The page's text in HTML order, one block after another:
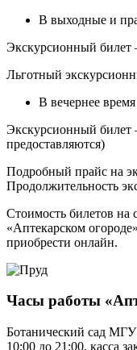
В выходные и
Экскурсионный билет
Льготный
В вечернее
Экскурсионный билет
предоставляются)
Подробный прайс на
Продолжительность
Стоимость билетов на
«Аптекарском
приобрести онлайн.
Часы работы
Ботанический сад МГУ
10:00 до 21:00, касса